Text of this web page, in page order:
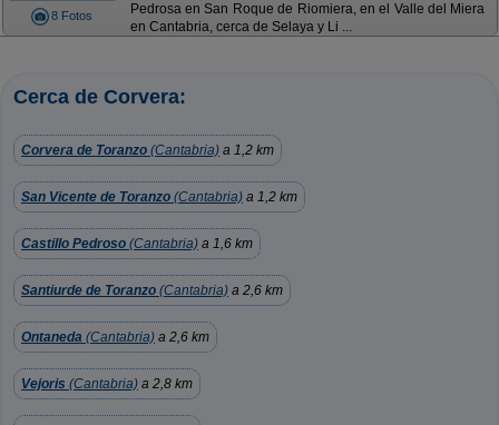
8 Fotos
Pedrosa en San Roque de Riomiera, en el Valle del Miera
en Cantabria, cerca de Selaya y Li ...
Cerca de Corvera:
Corvera de Toranzo (Cantabria) a 1,2 km
San Vicente de Toranzo (Cantabria) a 1,2 km
Castillo Pedroso (Cantabria) a 1,6 km
Santiurde de Toranzo (Cantabria) a 2,6 km
Ontaneda (Cantabria) a 2,6 km
Vejoris (Cantabria) a 2,8 km